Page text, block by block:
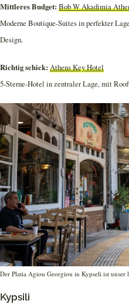
Mittleres Budget: Bob W Akadimia
Moderne Boutique-Suites in perfekter
Design.
Richtig schick: Athens Key Hotel
5-Sterne-Hotel in zentraler Lage, mit
Der Platia Agiou Georgiou in Kypseli ist unser
Kypsili